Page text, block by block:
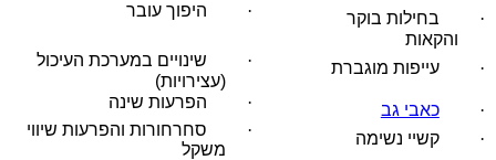
·
בחילות בוקר
והקאות
· היפוך עובר
· עייפות מוגברת ·
שינויים במערכת העיכול
(עצירויות)
·
כאבי גב ·
הפרעות שינה
·
קשיי נשימה ·
סחרחורות והפרעות שיווי
משקל